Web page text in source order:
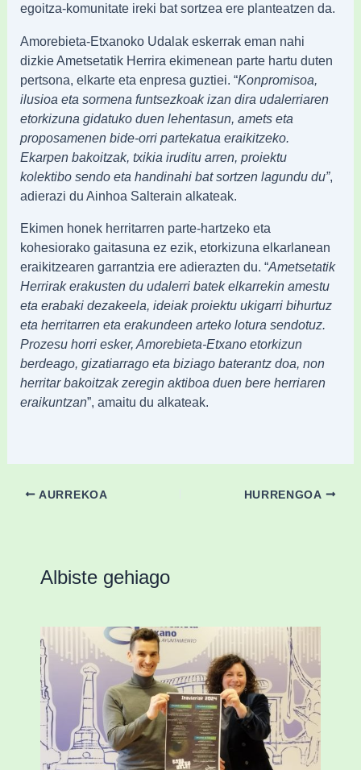
egoitza-komunitate ireki bat sortzea ere planteatzen da.
Amorebieta-Etxanoko Udalak eskerrak eman nahi
dizkie Ametsetatik Herrira ekimenean parte hartu duten
pertsona, elkarte eta enpresa guztiei. “Konpromisoa,
ilusioa eta sormena funtsezkoak izan dira udalerriaren
etorkizuna gidatuko duen lehentasun, amets eta
proposamenen bide-orri partekatua eraikitzeko.
Ekarpen bakoitzak, txikia iruditu arren, proiektu
kolektibo sendo eta handinahi bat sortzen lagundu du”,
adierazi du Ainhoa Salterain alkateak.
Ekimen honek herritarren parte-hartzeko eta
kohesiorako gaitasuna ez ezik, etorkizuna elkarlanean
eraikitzearen garrantzia ere adierazten du. “Ametsetatik
Herrirak erakusten du udalerri batek elkarrekin amestu
eta erabaki dezakeela, ideiak proiektu ukigarri bihurtuz
eta herritarren eta erakundeen arteko lotura sendotuz.
Prozesu horri esker, Amorebieta-Etxano etorkizun
berdeago, gizatiarrago eta biziago baterantz doa, non
herritar bakoitzak zeregin aktiboa duen bere herriaren
eraikuntzan”, amaitu du alkateak.
AURREKOA HURRENGOA
Albiste gehiago
Amorebieta musikaz, kolorez eta